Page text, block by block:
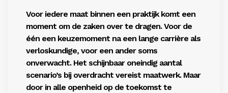
Voor iedere maat binnen een praktijk komt een
moment om de zaken over te dragen. Voor de
één een keuzemoment na een lange carrière als
verloskundige, voor een ander soms
onverwacht. Het schijnbaar oneindig aantal
scenario’s bij overdracht vereist maatwerk. Maar
door in alle openheidop de toekomst te